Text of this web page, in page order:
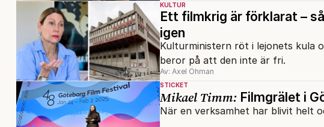
KULTUR
Ett filmkrig är förklarat –
igen
Kulturministern röt i lejonets kula
beror på att den inte är fri.
Av: Axel Öhman
STICKET
Mikael Timm: Filmgrälet i
När en verksamhet har blivit helt